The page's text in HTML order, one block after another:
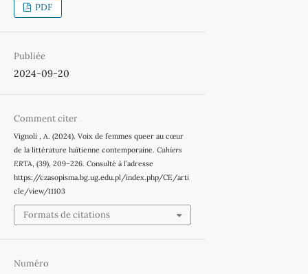
PDF
Publiée
2024-09-20
Comment citer
Vignoli , A. (2024). Voix de femmes queer au cœur
de la littérature haïtienne contemporaine. Cahiers
ERTA , (39), 209–226. Consulté à l’adresse
https://czasopisma.bg.ug.edu.pl/index.php/CE/arti
cle/view/11103
Formats de citations
Numéro